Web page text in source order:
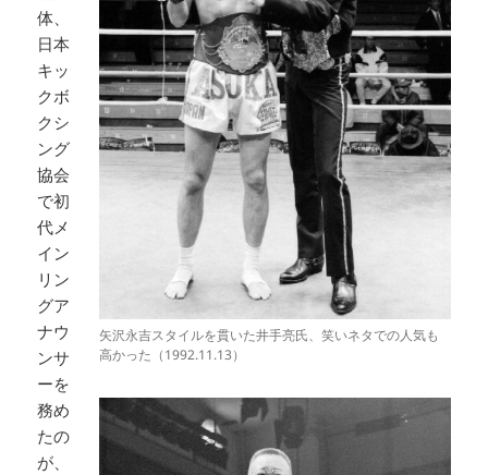
矢沢永吉スタイルを貫いた井手亮氏、笑いネタでの人気も
高かった（1992.11.13）
体、
日本
キッ
クボ
クシ
ング
協会
で初
代メ
イン
リン
グア
ナウ
ンサ
ーを
務め
たの
が、